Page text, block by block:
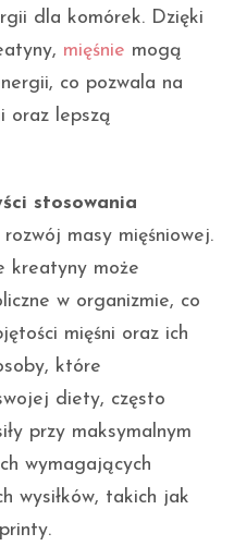
dla komórek. Dzięki
mięśnie mogą
co pozwala na
oraz lepszą
stosowania
masy mięśniowej.
kreatyny może
w organizmie, co
mięśni oraz ich
które
diety, często
przy maksymalnym
wymagających
wysiłków, takich jak